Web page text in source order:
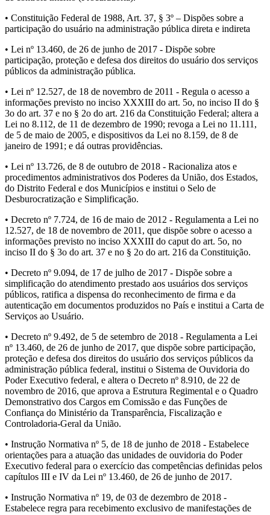
• Constituição Federal de 1988, Art. 37, § 3º – Dispões sobre a
participação do usuário na administração pública direta e indireta
• Lei nº 13.460, de 26 de junho de 2017 - Dispõe sobre
participação, proteção e defesa dos direitos do usuário dos serviços
públicos da administração pública.
• Lei nº 12.527, de 18 de novembro de 2011 - Regula o acesso a
informações previsto no inciso XXXIII do art. 5o, no inciso II do §
3o do art. 37 e no § 2o do art. 216 da Constituição Federal; altera a
Lei no 8.112, de 11 de dezembro de 1990; revoga a Lei no 11.111,
de 5 de maio de 2005, e dispositivos da Lei no 8.159, de 8 de
janeiro de 1991; e dá outras providências.
• Lei nº 13.726, de 8 de outubro de 2018 - Racionaliza atos e
procedimentos administrativos dos Poderes da União, dos Estados,
do Distrito Federal e dos Municípios e institui o Selo de
Desburocratização e Simplificação.
• Decreto nº 7.724, de 16 de maio de 2012 - Regulamenta a Lei no
12.527, de 18 de novembro de 2011, que dispõe sobre o acesso a
informações previsto no inciso XXXIII do caput do art. 5o, no
inciso II do § 3o do art. 37 e no § 2o do art. 216 da Constituição.
• Decreto nº 9.094, de 17 de julho de 2017 - Dispõe sobre a
simplificação do atendimento prestado aos usuários dos serviços
públicos, ratifica a dispensa do reconhecimento de firma e da
autenticação em documentos produzidos no País e institui a Carta de
Serviços ao Usuário.
• Decreto nº 9.492, de 5 de setembro de 2018 - Regulamenta a Lei
nº 13.460, de 26 de junho de 2017, que dispõe sobre participação,
proteção e defesa dos direitos do usuário dos serviços públicos da
administração pública federal, institui o Sistema de Ouvidoria do
Poder Executivo federal, e altera o Decreto nº 8.910, de 22 de
novembro de 2016, que aprova a Estrutura Regimental e o Quadro
Demonstrativo dos Cargos em Comissão e das Funções de
Confiança do Ministério da Transparência, Fiscalização e
Controladoria-Geral da União.
• Instrução Normativa nº 5, de 18 de junho de 2018 - Estabelece
orientações para a atuação das unidades de ouvidoria do Poder
Executivo federal para o exercício das competências definidas pelos
capítulos III e IV da Lei nº 13.460, de 26 de junho de 2017.
• Instrução Normativa nº 19, de 03 de dezembro de 2018 -
Estabelece regra para recebimento exclusivo de manifestações de